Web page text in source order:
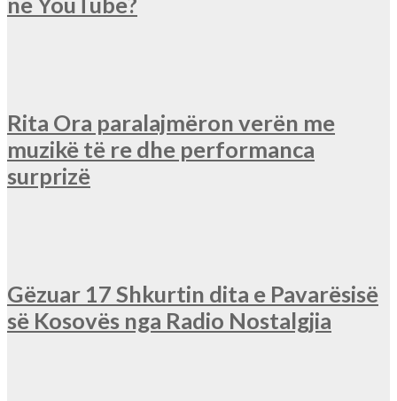
Rita Ora paralajmëron verën me
muzikë të re dhe performanca
surprizë
Gëzuar 17 Shkurtin dita e Pavarësisë
së Kosovës nga Radio Nostalgjia